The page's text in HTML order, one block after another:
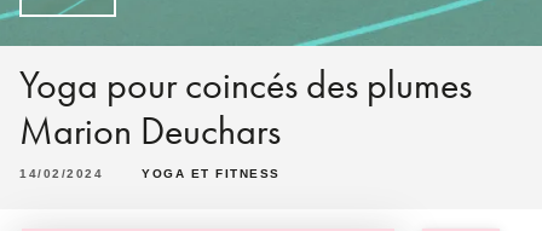
Yoga pour coincés des plumes
Marion Deuchars
14/02/2024 YOGA ET FITNESS